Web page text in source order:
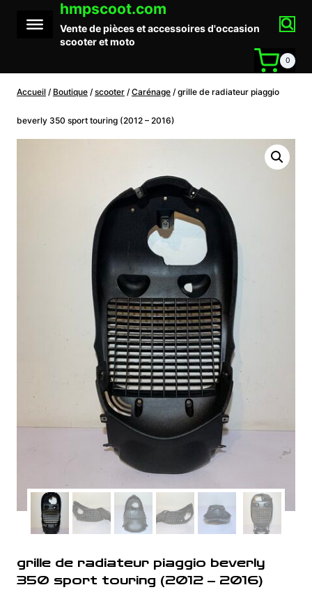
contenu
hmpscoot.com
Vente de pièces et accessoires d'occasion
scooter et moto
0
Accueil / Boutique / scooter / Carénage / grille de radiateur piaggio
beverly 350 sport touring (2012 – 2016)
grille de radiateur piaggio beverly
350 sport touring (2012 – 2016)